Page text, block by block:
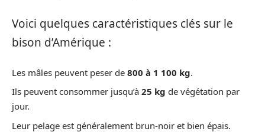
Voici quelques caractéristiques clés sur le
bison d’Amérique :
Les mâles peuvent peser de 800 à 1 100 kg.
Ils peuvent consommer jusqu’à 25 kg de végétation par
jour.
Leur pelage est généralement brun-noir et bien épais.